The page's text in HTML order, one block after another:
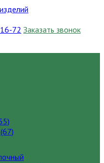
72 Заказать звонок